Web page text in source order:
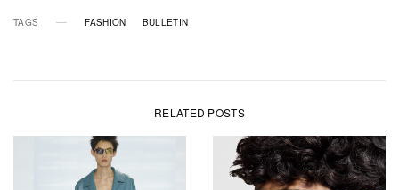
TAGS FASHION BULLETIN
RELATED POSTS